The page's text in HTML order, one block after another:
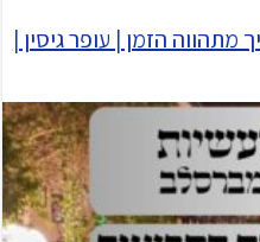
משבעת הקבצנים | 07 איך מתהווה הזמן | עופר גיסין |